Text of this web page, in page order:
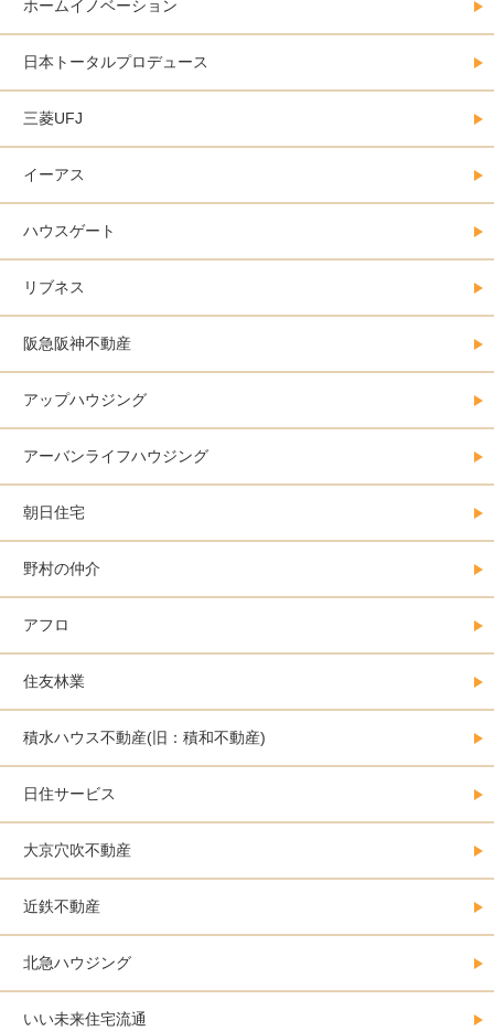
ホームイノベーション
日本トータルプロデュース
三菱UFJ
イーアス
ハウスゲート
リブネス
阪急阪神不動産
アップハウジング
アーバンライフハウジング
朝日住宅
野村の仲介
アフロ
住友林業
積水ハウス不動産(旧：積和不動産)
日住サービス
大京穴吹不動産
近鉄不動産
北急ハウジング
いい未来住宅流通